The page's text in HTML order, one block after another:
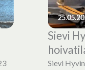
Sievi
Sievi